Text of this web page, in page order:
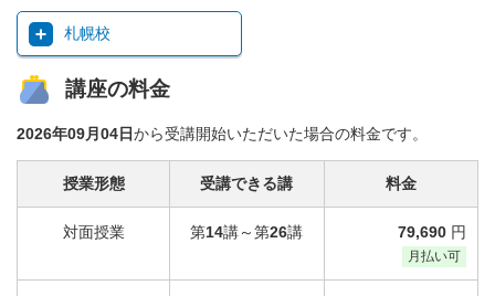
札幌校
講座の料金
2026年09月04日から受講開始いただいた場合の料金です。
授業形態
対面授業
受講できる講
第14講～第26講
料金
79,690 円
月払い可